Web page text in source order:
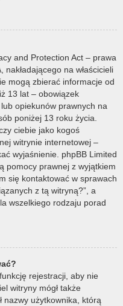
and Protection Act – prawa
na właścicieli
mogą zbierać informacje od
13 lat – obowiązek
opiekunów prawnych na
poniżej 13 roku życia.
ciebie jako kogoś
witrynie internetowej –
wyjaśnienie. phpBB Limited
pomocy prawnej z wyjątkiem
się kontaktować w sprawach
z tą witryną?”, a
wszelkiego rodzaju porad
rejestracji, aby nie
witryny mógł także
nazwy użytkownika, którą